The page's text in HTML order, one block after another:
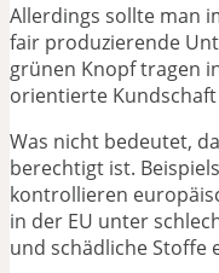
Allerdings sollte man
fair produzierende
grünen Knopf tragen
orientierte
Was nicht bedeutet,
berechtigt ist.
kontrollieren
in der EU unter
und schädliche Stoffe